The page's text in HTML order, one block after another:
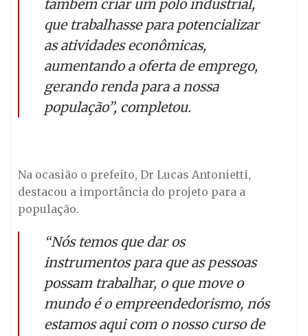
também criar um polo industrial,
que trabalhasse para potencializar
as atividades econômicas,
aumentando a oferta de emprego,
gerando renda para a nossa
população”, completou.
Na ocasião o prefeito, Dr Lucas Antonietti,
destacou a importância do projeto para a
população.
“Nós temos que dar os
instrumentos para que as pessoas
possam trabalhar, o que move o
mundo é o empreendedorismo, nós
estamos aqui com o nosso curso de